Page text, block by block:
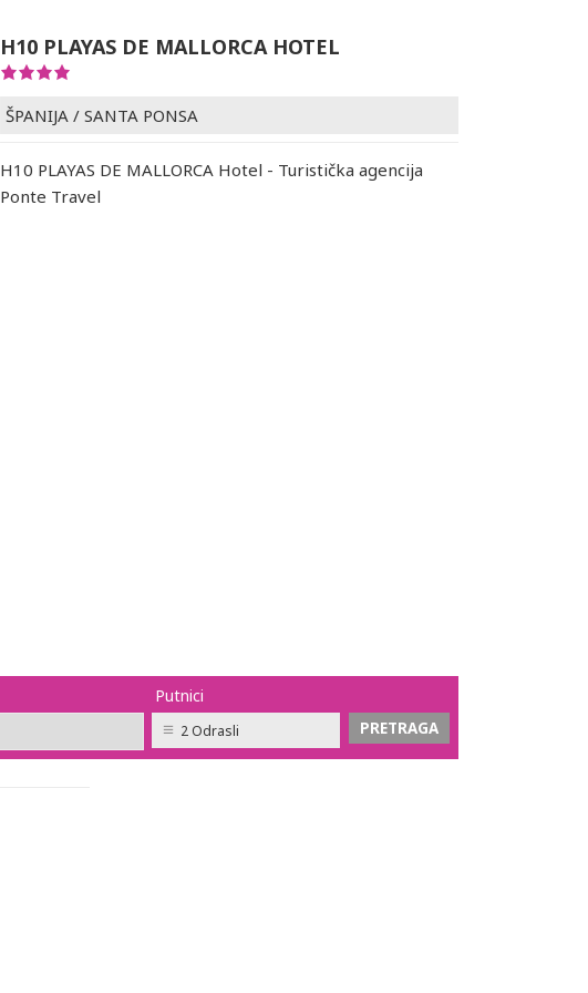
H10 PLAYAS DE MALLORCA HOTEL
ŠPANIJA / SANTA PONSA
H10 PLAYAS DE MALLORCA Hotel - Turistička agencija
Ponte Travel
Putnici
2 Odrasli